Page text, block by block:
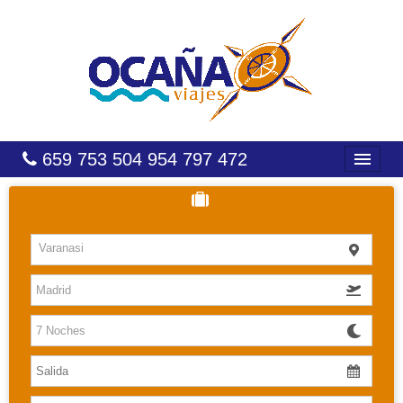
659 753 504 954 797 472
HOTELES
COSTAS
CARIBE
CANARIAS
BALEARES
Varanasi